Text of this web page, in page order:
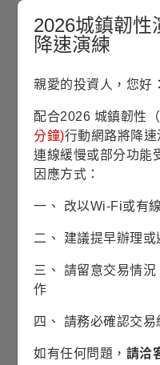
目標金額(元)
1萬元
投資時間(年)
年化報酬率(%)
2026城鎮韌性
降速演練
親愛的投資人，您好：
配合2026 城鎮韌性
分鐘)行動網路將降
連線緩慢或部分功能
因應方式：
一、 改以Wi-Fi或有
二、 建議提早辦理或
三、 請留意交易情
作
四、 請務必確認交易
如有任何問題， 請洽